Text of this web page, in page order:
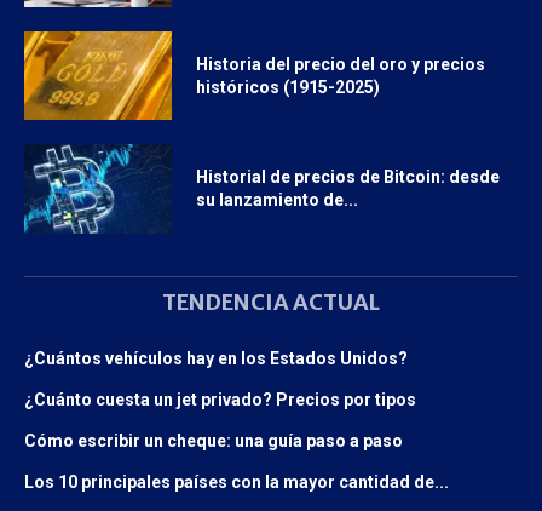
Historia del precio del oro y precios
históricos (1915-2025)
Historial de precios de Bitcoin: desde
su lanzamiento de...
TENDENCIA ACTUAL
¿Cuántos vehículos hay en los Estados Unidos?
¿Cuánto cuesta un jet privado? Precios por tipos
Cómo escribir un cheque: una guía paso a paso
Los 10 principales países con la mayor cantidad de...